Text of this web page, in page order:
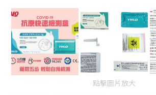
點擊圖片放大